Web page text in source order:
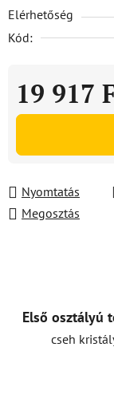
Elérhetőség
Kód:
19 917
Egységár:
Nyomtatás
Megosztás
Első osztályú
cseh